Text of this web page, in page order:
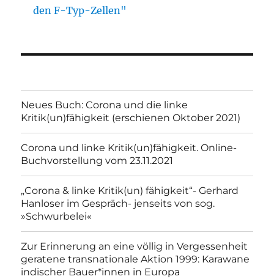
den F-Typ-Zellen"
Neues Buch: Corona und die linke
Kritik(un)fähigkeit (erschienen Oktober 2021)
Corona und linke Kritik(un)fähigkeit. Online-
Buchvorstellung vom 23.11.2021
„Corona & linke Kritik(un) fähigkeit“- Gerhard
Hanloser im Gespräch- jenseits von sog.
»Schwurbelei«
Zur Erinnerung an eine völlig in Vergessenheit
geratene transnationale Aktion 1999: Karawane
indischer Bauer*innen in Europa